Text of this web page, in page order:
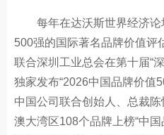
每年在达沃斯世界经济论
500强的国际著名品牌价值评
联合深圳工业总会在第十届“
独家发布“2026中国品牌价值
中国公司联合创始人、总裁
澳大湾区108个品牌上榜“中